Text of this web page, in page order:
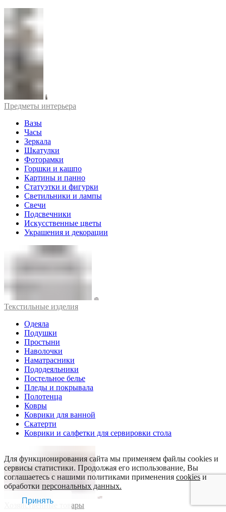
Предметы интерьера
Вазы
Часы
Зеркала
Шкатулки
Фоторамки
Горшки и кашпо
Картины и панно
Статуэтки и фигурки
Светильники и лампы
Свечи
Подсвечники
Искусственные цветы
Украшения и декорации
Текстильные изделия
Одеяла
Подушки
Простыни
Наволочки
Наматрасники
Пододеяльники
Постельное белье
Пледы и покрывала
Полотенца
Ковры
Коврики для ванной
Скатерти
Коврики и салфетки для сервировки стола
Хозяйственные товары
Для функционирования сайта мы применяем файлы cookies и
сервисы статистики. Продолжая его использование, Вы
соглашаетесь с нашими политиками применения cookiesи
обработки персональных данных.
Принять